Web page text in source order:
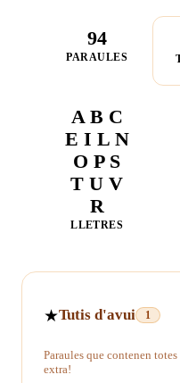
94
PARAULES
A B C
E I L N
O P S
T U V
R
LLETRES
★Tutis d'avui 1
Paraules que contenen
extra!